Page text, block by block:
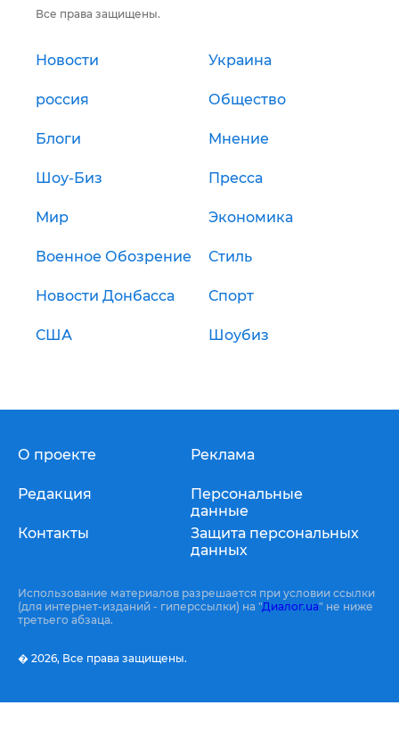
Все права защищены.
Новости Украина
россия Общество
Блоги Мнение
Шоу-Биз Пресса
Мир Экономика
Военное Обозрение Стиль
Новости Донбасса Спорт
США Шоубиз
О проекте
Редакция
Контакты
Реклама
Персональные
данные
Защита персональных
данных
Использование материалов разрешается при условии ссылки
(для интернет-изданий - гиперссылки) на "Диалог.ua" не ниже
третьего абзаца.
� 2026, Все права защищены.